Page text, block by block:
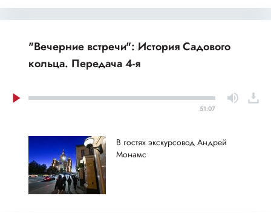
"Вечерние встречи": История Садового
кольца. Передача 4-я
51:07
В гостях экскурсовод Андрей
Монамс